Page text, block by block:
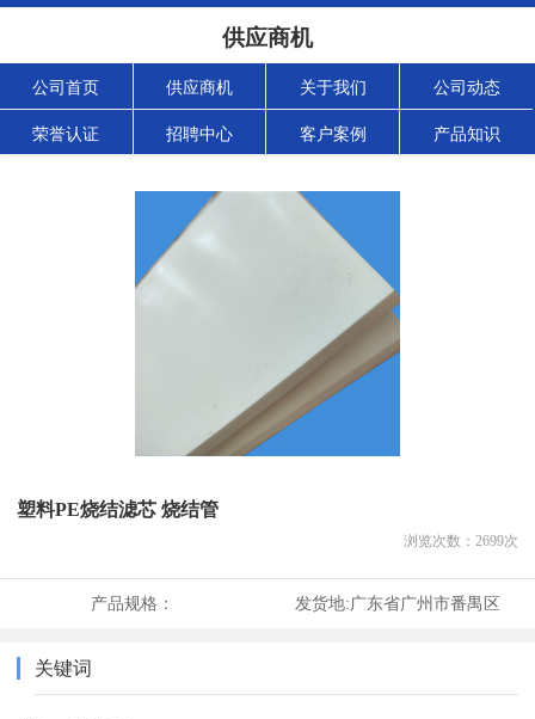
供应商机
公司首页 供应商机 关于我们 公司动态
荣誉认证 招聘中心 客户案例 产品知识
塑料PE烧结滤芯 烧结管
浏览次数： 2699次
产品规格： 发货地:广东省广州市番禺区
关键词